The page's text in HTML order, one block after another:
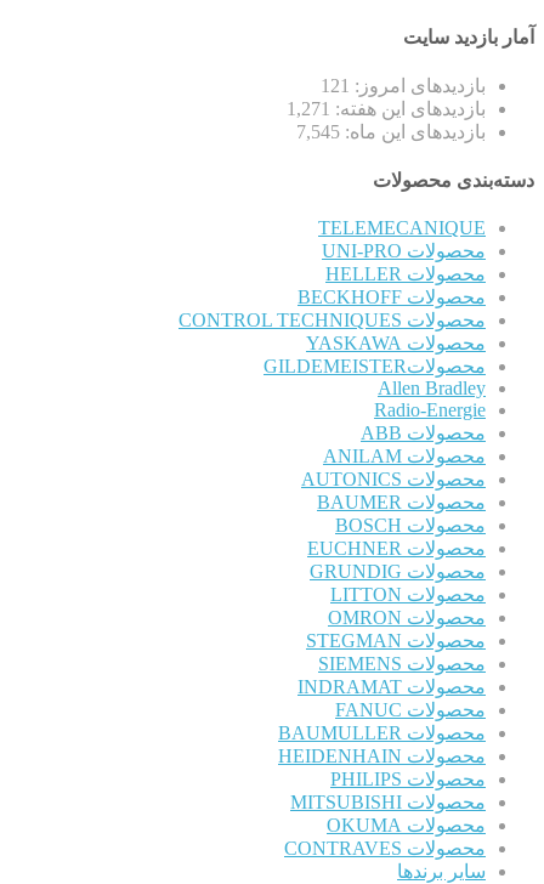
آمار بازدید سایت
بازدیدهای امروز: 121
بازدیدهای این هفته: 1,271
بازدیدهای این ماه: 7,545
دسته‌بندی محصولات
TELEMECANIQUE
محصولات UNI-PRO
محصولات HELLER
محصولات BECKHOFF
محصولات CONTROL TECHNIQUES
محصولات YASKAWA
محصولاتGILDEMEISTER
Allen Bradley
Radio-Energie
محصولات ABB
محصولات ANILAM
محصولات AUTONICS
محصولات BAUMER
محصولات BOSCH
محصولات EUCHNER
محصولات GRUNDIG
محصولات LITTON
محصولات OMRON
محصولات STEGMAN
محصولات SIEMENS
محصولات INDRAMAT
محصولات FANUC
محصولات BAUMULLER
محصولات HEIDENHAIN
محصولات PHILIPS
محصولات MITSUBISHI
محصولات OKUMA
محصولات CONTRAVES
سایر برندها